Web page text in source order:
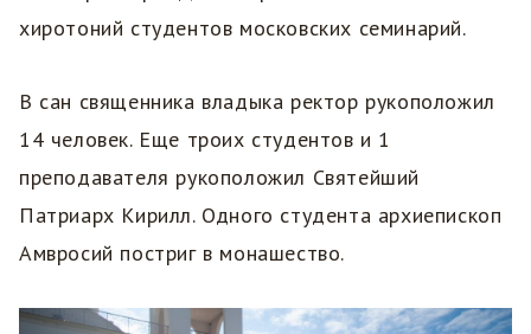
хиротоний студентов московских семинарий.
В сан священника владыка ректор рукоположил
14 человек. Еще троих студентов и 1
преподавателя рукоположил Святейший
Патриарх Кирилл. Одного студента архиепископ
Амвросий постриг в монашество.